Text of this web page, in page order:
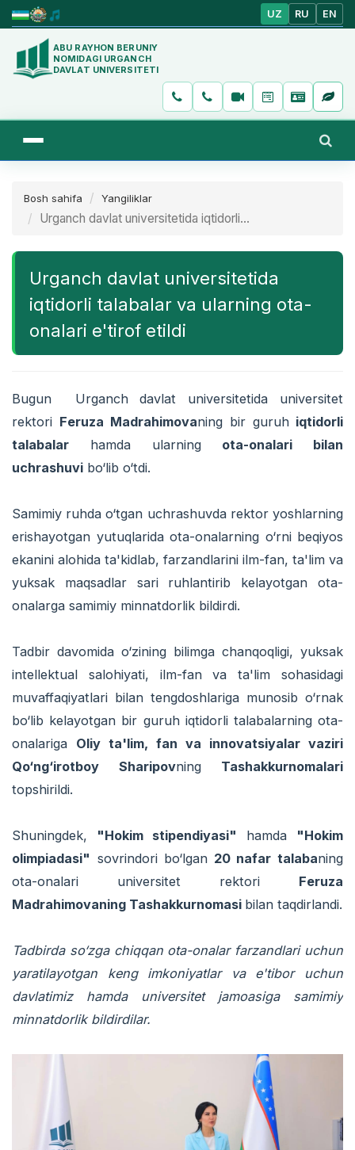
UZ RU EN
ABU RAYHON BERUNIY
NOMIDAGI URGANCH
DAVLAT UNIVERSITETI
Bosh sahifa Yangiliklar
Urganch davlat universitetida iqtidorli...
Urganch davlat universitetida
iqtidorli talabalar va ularning ota-
onalari e'tirof etildi
Bugun Urganch davlat universitetida universitet
rektori Feruza Madrahimovaning bir guruh iqtidorli
talabalar hamda ularning ota-onalari bilan
uchrashuvi bo‘lib o‘tdi.
Samimiy ruhda o‘tgan uchrashuvda rektor yoshlarning
erishayotgan yutuqlarida ota-onalarning o‘rni beqiyos
ekanini alohida ta'kidlab, farzandlarini ilm-fan, ta'lim va
yuksak maqsadlar sari ruhlantirib kelayotgan ota-
onalarga samimiy minnatdorlik bildirdi.
Tadbir davomida o‘zining bilimga chanqoqligi, yuksak
intellektual salohiyati, ilm-fan va ta'lim sohasidagi
muvaffaqiyatlari bilan tengdoshlariga munosib o‘rnak
bo‘lib kelayotgan bir guruh iqtidorli talabalarning ota-
onalariga Oliy ta'lim, fan va innovatsiyalar vaziri
Qo‘ng‘irotboy Sharipovning Tashakkurnomalari
topshirildi.
Shuningdek, "Hokim stipendiyasi" hamda "Hokim
olimpiadasi" sovrindori bo‘lgan 20 nafar talabaning
ota-onalari universitet rektori Feruza
Madrahimovaning Tashakkurnomasi bilan taqdirlandi.
Tadbirda so‘zga chiqqan ota-onalar farzandlari uchun
yaratilayotgan keng imkoniyatlar va e'tibor uchun
davlatimiz hamda universitet jamoasiga samimiy
minnatdorlik bildirdilar.